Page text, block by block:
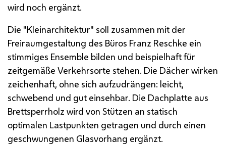
wird noch ergänzt.
Die "Klein­architektur" soll zusammen mit der
Freiraumgestaltung des Büros Franz Reschke ein
stimmiges Ensemble bilden und beispielhaft für
zeitgemäße Verkehrsorte stehen. Die Dächer wirken
zeichenhaft, ohne sich aufzudrängen: leicht,
schwebend und gut einsehbar. Die Dachplatte aus
Brett­sperr­holz wird von Stützen an statisch
optimalen Lastpunkten getra­gen und durch einen
geschwungenen Glasvorhang ergänzt.